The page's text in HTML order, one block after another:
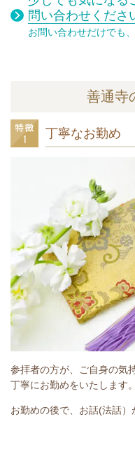
問い合わせくださ
お問い合わせだけでも
善通寺
丁寧なお勤め
参拝者の方が、ご自身の気
丁寧にお勤めをいたします。
お勤めの後で、お話(法話）